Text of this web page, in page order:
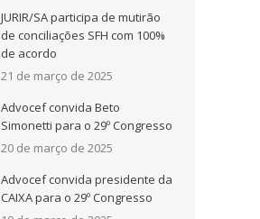
JURIR/SA participa de mutirão
de conciliações SFH com 100%
de acordo
21 de março de 2025
Advocef convida Beto
Simonetti para o 29º Congresso
20 de março de 2025
Advocef convida presidente da
CAIXA para o 29º Congresso